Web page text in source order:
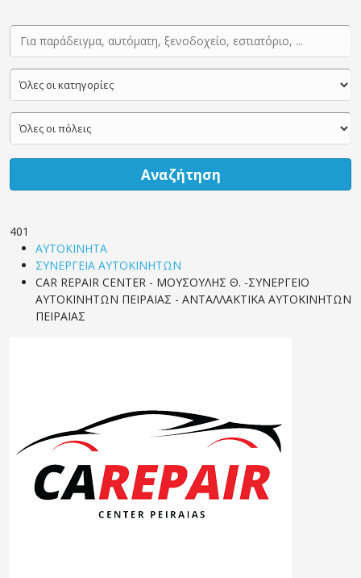
Αναζήτηση
401
ΑΥΤΟΚΙΝΗΤΑ
ΣΥΝΕΡΓΕΙΑ ΑΥΤΟΚΙΝΗΤΩΝ
CAR REPAIR CENTER - ΜΟΥΣΟΥΛΗΣ Θ. -ΣΥΝΕΡΓΕΙΟ
ΑΥΤΟΚΙΝΗΤΩΝ ΠΕΙΡΑΙΑΣ - ΑΝΤΑΛΛΑΚΤΙΚΑ ΑΥΤΟΚΙΝΗΤΩΝ
ΠΕΙΡΑΙΑΣ